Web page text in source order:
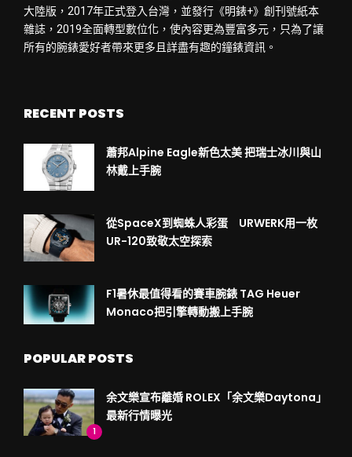
大陸版，2017年正式登入台灣，並發行《明錶+》創刊號紙本
雜誌，2019全面轉型數位化，使內容更為豐富多元，只為了讓
所有的腕錶愛好者帶來更多且詳盡有趣的鐘錶資訊。
RECENT POSTS
蕭邦Alpine Eagle新色太美 把瑞士冰川與山
林戴上手腕
從SpaceX到蜘蛛人彩蛋 URWERK用一枚
UR-120致敬太空探索
F1暑休最值得看的賽車腕錶 TAG Heuer
Monaco把引擎轉動搬上手腕
POPULAR POSTS
1
余文樂宣布離婚 ROLEX「余文樂Daytona」
最新行情曝光